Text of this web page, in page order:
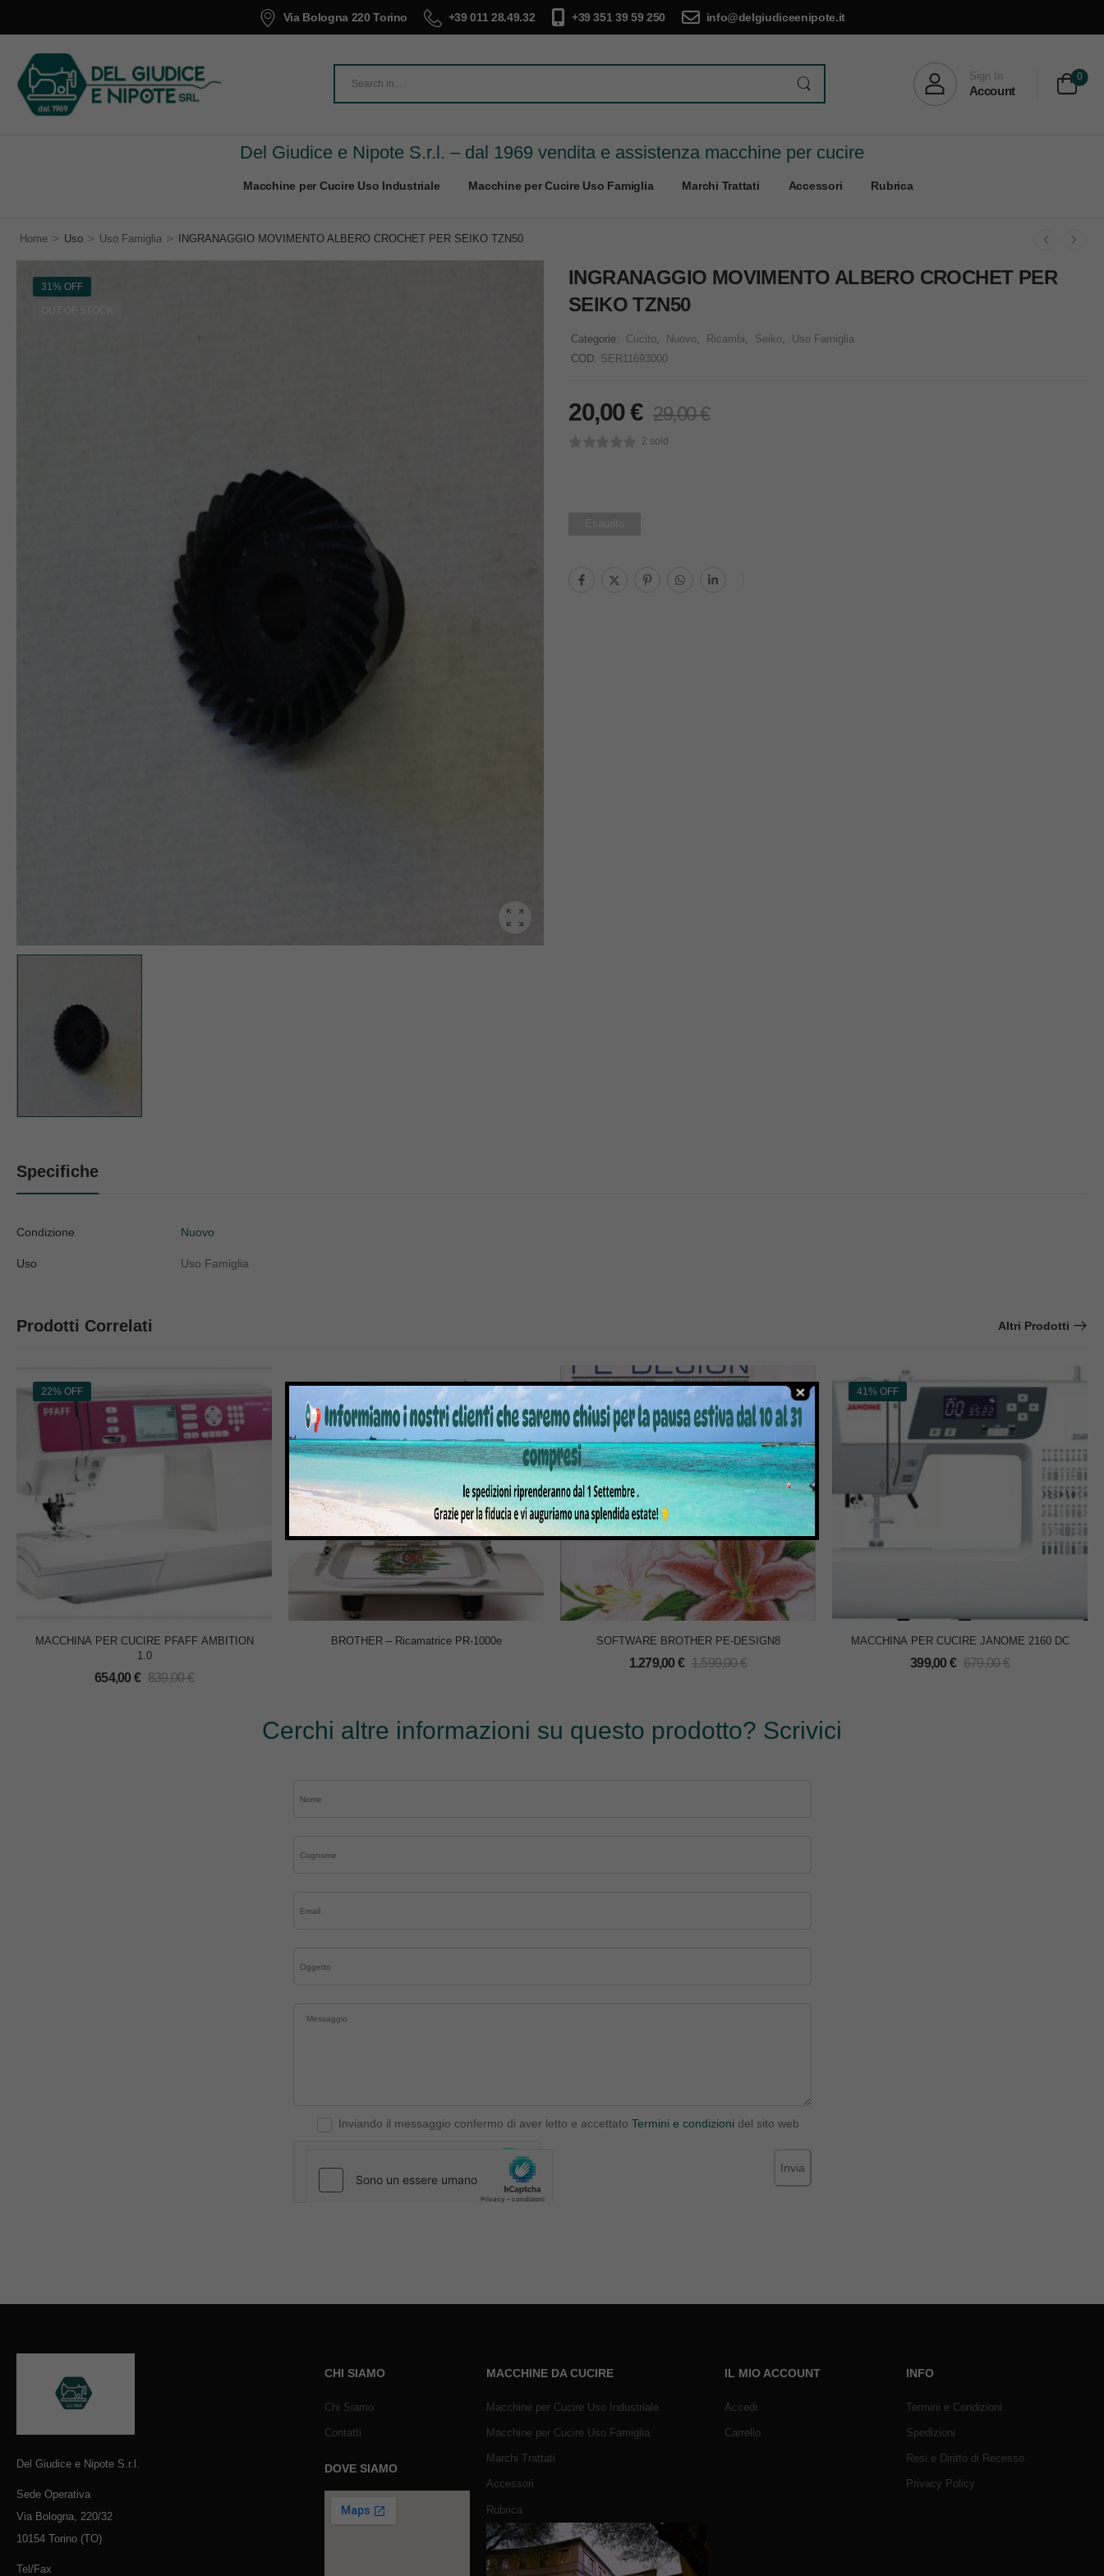
Via Bologna 220 Torino +39 011 28.49.32 +39 351 39 59 250 info@delgiudiceenipote.it
Sign In
Account
0
Del Giudice e Nipote S.r.l. – dal 1969 vendita e assistenza macchine per cucire
Macchine per Cucire Uso Industriale Macchine per Cucire Uso Famiglia Marchi Trattati Accessori Rubrica
Home > Uso > Uso Famiglia > INGRANAGGIO MOVIMENTO ALBERO CROCHET PER SEIKO TZN50
31% OFF
INGRANAGGIO MOVIMENTO ALBERO CROCHET PER
SEIKO TZN50
Categorie: Cucito Nuovo Ricambi Seiko
Uso Famiglia
COD: SER11693000
20,00€ 29,00€
2 sold
Specifiche
Condizione Nuovo
Uso Uso Famiglia
Prodotti Correlati Altri Prodotti
22% OFF
MACCHINA PER CUCIRE PFAFF AMBITION
1.0
654,00 € 839,00€
BROTHER – Ricamatrice PR-1000e SOFTWARE BROTHER PE-DESIGN8
1.279,00 € 1.599,00€
41% OFF
MACCHINA PER CUCIRE JANOME 2160 DC
399,00 € 679,00€
Cerchi altre informazioni su questo prodotto? Scrivici
Inviando il messaggio confermo di aver letto e accettato Termini e condizioni del sito web
Invia
Del Giudice e Nipote S.r.l.
Sede Operativa
Via Bologna, 220/32
10154 Torino (TO)
Tel/Fax
CHI SIAMO
Chi Siamo
Contatti
DOVE SIAMO
MACCHINE DA CUCIRE
Macchine per Cucire Uso Industriale
Macchine per Cucire Uso Famiglia
Marchi Trattati
Accessori
Rubrica
IL MIO ACCOUNT
Accedi
Carrello
INFO
Termini e Condizioni
Spedizioni
Resi e Diritto di Recesso
Privacy Policy